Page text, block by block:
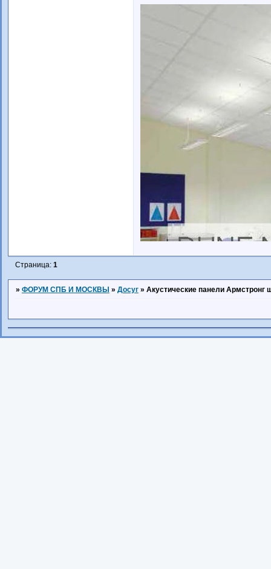
Страница: 1
» ФОРУМ СПБ И МОСКВЫ » Досуг » Акустические панели Армстронг